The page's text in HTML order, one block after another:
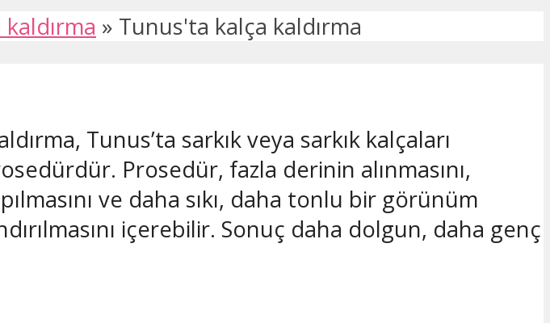
kaldırma » Tunus'ta kalça kaldırma
Tunus’ta sarkık veya sarkık kalçaları
Prosedür, fazla derinin alınmasını,
ve daha sıkı, daha tonlu bir görünüm
içerebilir. Sonuç daha dolgun, daha genç